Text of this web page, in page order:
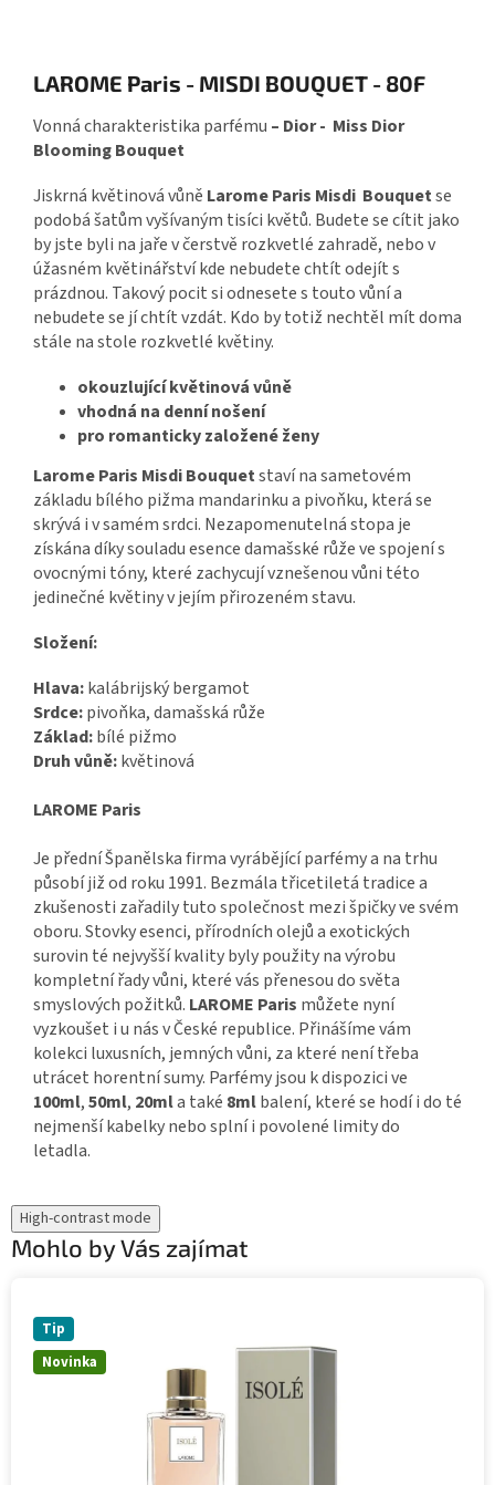
LAROME Paris - MISDI BOUQUET - 80F
Vonná charakteristika parfému – Dior - Miss Dior
Blooming Bouquet
Jiskrná květinová vůně Larome Paris Misdi Bouquetse
podobá šatům vyšívaným tisíci květů. Budete se cítit jako
by jste byli na jaře v čerstvě rozkvetlé zahradě, nebo v
úžasném květinářství kde nebudete chtít odejít s
prázdnou. Takový pocit si odnesete s touto vůní a
nebudete se jí chtít vzdát. Kdo by totiž nechtěl mít doma
stále na stole rozkvetlé květiny.
okouzlující květinová vůně
vhodná na denní nošení
pro romanticky založené ženy
Larome Paris Misdi Bouquetstavína sametovém
základu bílého pižma mandarinku a pivoňku, která se
skrývá i v samém srdci. Nezapomenutelná stopa je
získána díky souladu esence damašské růže ve spojení s
ovocnými tóny, které zachycují vznešenou vůni této
jedinečné květiny v jejím přirozeném stavu.
Složení:
Hlava:kalábrijský bergamot
Srdce:pivoňka, damašská růže
Základ:bílé pižmo
Druh vůně:květinová
LAROME Paris
Je přední Španělska firma vyrábějící parfémy a na trhu
působí již od roku 1991. Bezmála třicetiletá tradice a
zkušenosti zařadily tuto společnost mezi špičky ve svém
oboru. Stovky esenci, přírodních olejů a exotických
surovin té nejvyšší kvality byly použity na výrobu
kompletní řady vůni, které vás přenesou do světa
smyslových požitků. LAROME Paris můžete nyní
vyzkoušet i u nás v České republice. Přinášíme vám
kolekci luxusních, jemných vůni, za které není třeba
utrácet horentní sumy. Parfémy jsou k dispozici ve
100ml,50ml, 20mla také 8mlbalení, které se hodí i do té
nejmenší kabelky nebo splní i povolené limity do
letadla.
High-contrast mode
Mohlo by Vás zajímat
Novinka
Tip